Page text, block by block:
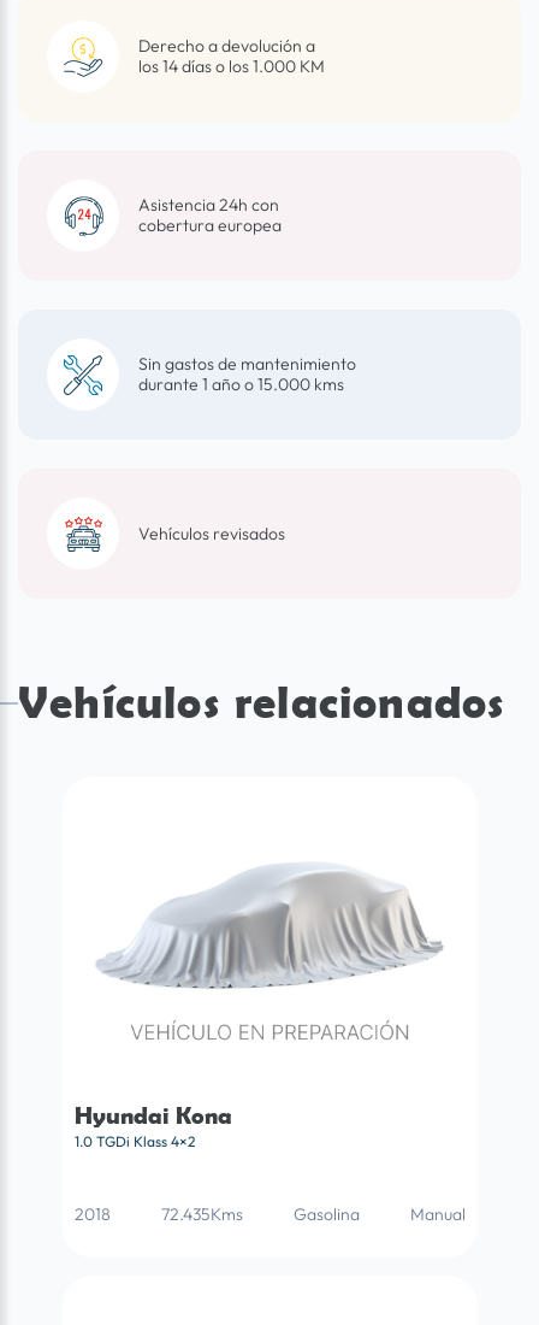
Derecho a devolución a
los 14 días o los 1.000 KM
Asistencia 24h con
cobertura europea
Sin gastos de mantenimiento
durante 1 año o 15.000 kms
Vehículos revisados
Vehículos relacionados
Hyundai Kona
1.0 TGDi Klass 4×2
2018 72.435Kms Gasolina Manual